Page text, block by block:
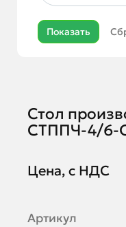
Стол
СТППЧ-4/6-
Цена, с НДС
Артикул